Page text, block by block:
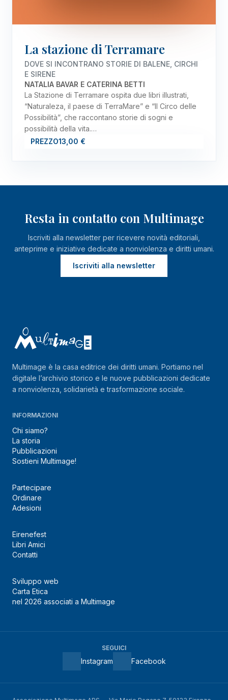
La stazione di Terramare
DOVE SI INCONTRANO STORIE DI BALENE, CIRCHI
E SIRENE
NATALIA BAVAR E CATERINA BETTI
La Stazione di Terramare ospita due libri illustrati,
“Naturaleza, il paese di TerraMare” e “Il Circo delle
Possibilità”, che raccontano storie di sogni e
possibilità della vita.…
PREZZO13,00 €
Resta in contatto con Multimage
Iscriviti alla newsletter per ricevere novità editoriali,
anteprime e iniziative dedicate a nonviolenza e diritti umani.
Iscriviti alla newsletter
Multimage è la casa editrice dei diritti umani. Portiamo nel
digitale l’archivio storico e le nuove pubblicazioni dedicate
a nonviolenza, solidarietà e trasformazione sociale.
INFORMAZIONI
Chi siamo?
La storia
Pubblicazioni
Sostieni Multimage!
Partecipare
Ordinare
Adesioni
Eirenefest
Libri Amici
Contatti
Sviluppo web
Carta Etica
nel 2026 associati a Multimage
SEGUICI
Instagram Facebook